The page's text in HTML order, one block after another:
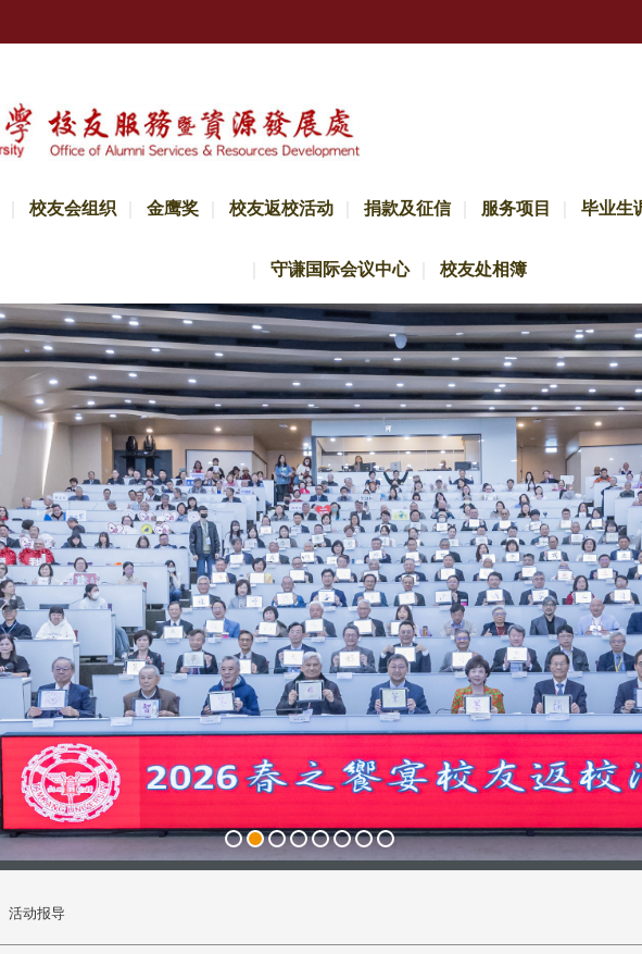
校友会组织 金鹰奖 校友返校活动 捐款及征信 服务项目 毕业生
守谦国际会议中心 校友处相簿
活动报导